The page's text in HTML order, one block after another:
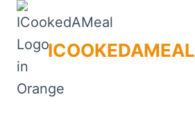
Saltar
contenidoICOOKEDAMEAL